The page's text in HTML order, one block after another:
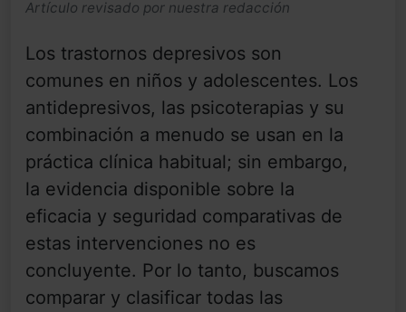
Artículo revisado por nuestra redacción
Los trastornos depresivos son
comunes en niños y adolescentes. Los
antidepresivos, las psicoterapias y su
combinación a menudo se usan en la
práctica clínica habitual; sin embargo,
la evidencia disponible sobre la
eficacia y seguridad comparativas de
estas intervenciones no es
concluyente. Por lo tanto, buscamos
comparar y clasificar todas las